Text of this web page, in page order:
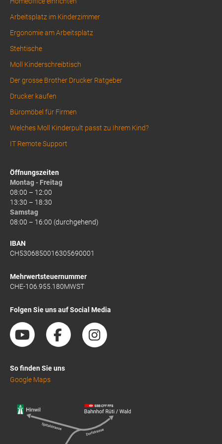
Arbeitsplatz im Kinderzimmer
Ergonomie am Arbeitsplatz
Stehtische
Moll Kinderschreibtisch
Der grosse Brother Drucker Ratgeber
Drucker kaufen
Büromöbel für Firmen
Welches Moll Kinderpult passt zu Ihrem Kind?
IT Remote Support
Öffnungszeiten
Montag - Freitag
08:00 – 12:00
13:30 – 18:30
Samstag
08:00 – 16:00 (durchgehend)
IBAN
CH5306850016305690001
Mehrwertsteuernummer
CHE-106.955.180MWST
Folgen Sie uns auf Social Media
So finden Sie uns
Google Maps